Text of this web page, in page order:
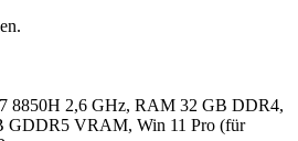
8850H 2,6 GHz, RAM 32 GB DDR4,
GDDR5 VRAM, Win 11 Pro (für